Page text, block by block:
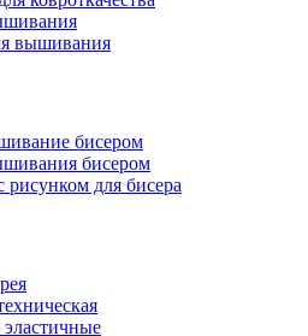
вышивания
бисером
бисером
рисунком для бисера